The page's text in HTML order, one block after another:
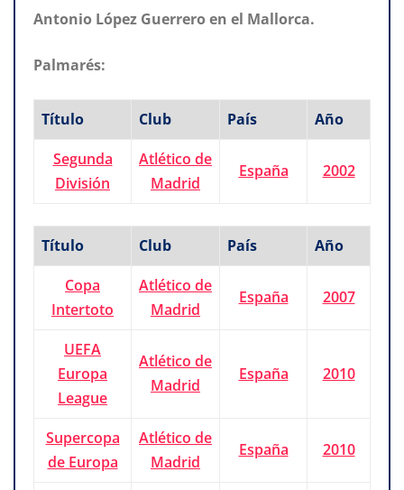
Antonio López Guerrero en el Mallorca.
Palmarés:
Título Club País
Año
Segunda
División
Atlético de
Madrid
España 2002
Título Club País
Año
Copa
Intertoto
Atlético de
Madrid
España 2007
UEFA
Europa
League
Atlético de
Madrid
España 2010
Supercopa
de Europa
Atlético de
Madrid
España 2010